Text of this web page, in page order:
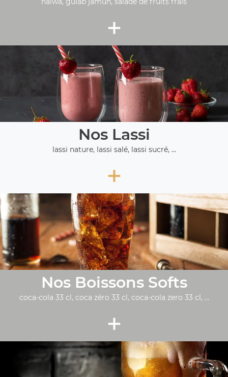
+
Nos Lassi
lassi nature, lassi salé, lassi sucré, ...
+
Nos Boissons Softs
coca-cola 33 cl, coca zéro 33 cl, coca-cola zero 33 cl, ...
+